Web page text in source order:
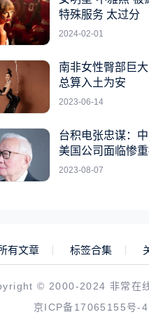
特殊服务 太过分
2024-02-01
南非女性臀部巨
总算入土为安
2023-06-14
台积电张忠谋：
美国公司面临惨
2023-08-07
有文章 标签合集
© 2000-2024 非常在
京ICP备17065155号-4